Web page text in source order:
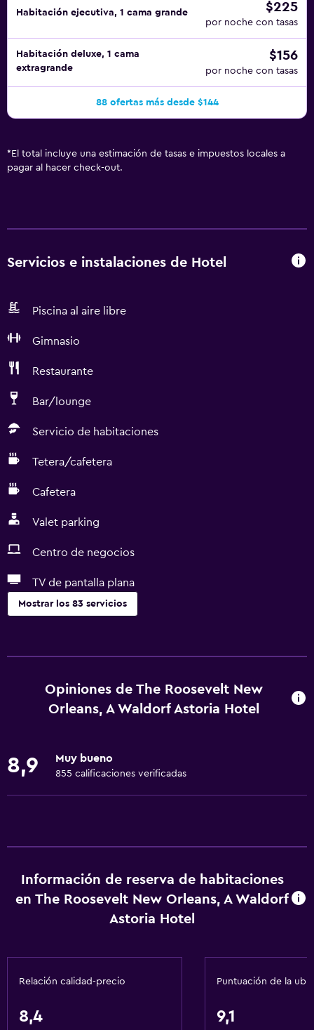
Habitación ejecutiva, 1 cama grande $225
por noche con tasas
Habitación deluxe, 1 cama
extragrande
$156
por noche con tasas
88 ofertas más desde $144
* El total incluye una estimación de tasas e impuestos locales a
pagar al hacer check-out.
Servicios e instalaciones de Hotel
Piscina al aire libre
Gimnasio
Restaurante
Bar/lounge
Servicio de habitaciones
Tetera/cafetera
Cafetera
Valet parking
Centro de negocios
TV de pantalla plana
Mostrar los 83 servicios
Salas de conferencia
Cajero automático/banco
Centro de negocios
Caja fuerte
Cambio de divisas
Check-out exprés
Recepción 24 horas
Toallas
Opiniones de The Roosevelt New
Orleans, A Waldorf Astoria Hotel
8,9 Muy bueno
855 calificaciones verificadas
Información de reserva de habitaciones
en The Roosevelt New Orleans, A Waldorf
Astoria Hotel
Relación calidad-precio
8,4
Puntuación de la
9,1